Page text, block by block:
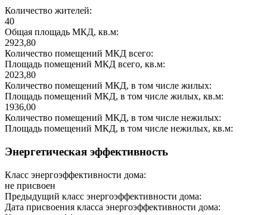
Количество жителей:
40
Общая площадь МКД, кв.м:
2923,80
Количество помещений МКД всего:
Площадь помещений МКД всего, кв.м:
2023,80
Количество помещений МКД, в том числе жилых:
Площадь помещений МКД, в том числе жилых, кв.м:
1936,00
Количество помещений МКД, в том числе нежилых:
Площадь помещений МКД, в том числе нежилых, кв.м:
Энергетическая эффективность
Класс энергоэффективности дома:
не присвоен
Предыдущий класс энергоэффективности дома:
Дата присвоения класса энергоэффективности дома: